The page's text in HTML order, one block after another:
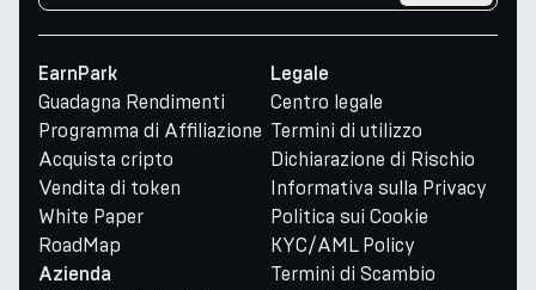
EarnPark
Guadagna Rendimenti
Programma di Affiliazione
Acquista cripto
Vendita di token
White Paper
RoadMap
Azienda
Legale
Centro legale
Termini di utilizzo
Dichiarazione di Rischio
Informativa sulla Privacy
Politica sui Cookie
KYC/AML Policy
Termini di Scambio